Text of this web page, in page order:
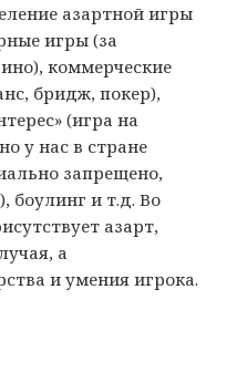
азартной игры
игры (за
коммерческие
бридж, покер),
(игра на
у нас в стране
запрещено,
боулинг и т.д. Во
азарт,
а
и умения игрока.